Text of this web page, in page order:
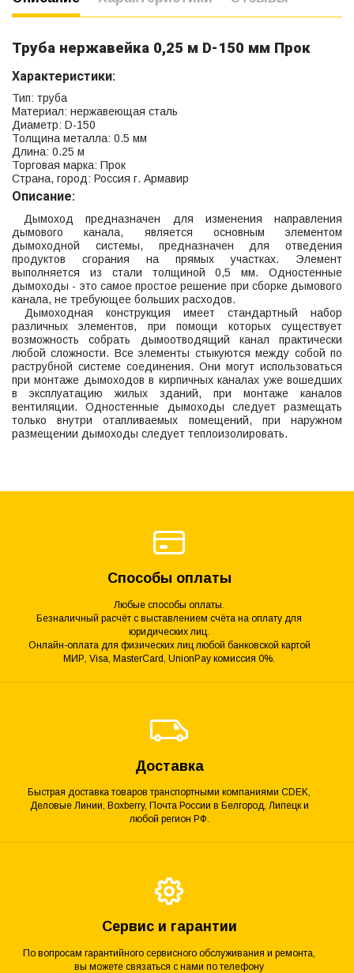
Труба нержавейка 0,25 м D-150 мм Прок
Характеристики:
Тип: труба
Материал: нержавеющая сталь
Диаметр: D-150
Толщина металла: 0.5 мм
Длина: 0.25 м
Торговая марка: Прок
Страна, город: Россия г. Армавир
Описание:
Дымоход предназначен для изменения направления
дымового канала, является основным элементом
дымоходной системы, предназначен для отведения
продуктов сгорания на прямых участках. Элемент
выполняется из стали толщиной 0,5 мм. Одностенные
дымоходы - это самое простое решение при сборке дымового
канала, не требующее больших расходов.
Дымоходная конструкция имеет стандартный набор
различных элементов, при помощи которых существует
возможность собрать дымоотводящий канал практически
любой сложности. Все элементы стыкуются между собой по
раструбной системе соединения. Они могут использоваться
при монтаже дымоходов в кирпичных каналах уже вошедших
в эксплуатацию жилых зданий, при монтаже каналов
вентиляции. Одностенные дымоходы следует размещать
только внутри отапливаемых помещений, при наружном
размещении дымоходы следует теплоизолировать.
Способы оплаты
Любые способы оплаты.
Безналичный расчёт с выставлением счёта на оплату для
юридических лиц.
Онлайн-оплата для физических лиц любой банковской картой
МИР, Visa, MasterCard, UnionPay комиссия 0%.
Доставка
Быстрая доставка товаров транспортными компаниями CDEK,
Деловые Линии, Boxberry, Почта России в Белгород, Липецк и
любой регион РФ.
Сервис и гарантии
По вопросам гарантийного сервисного обслуживания и ремонта,
вы можете связаться с нами по телефону